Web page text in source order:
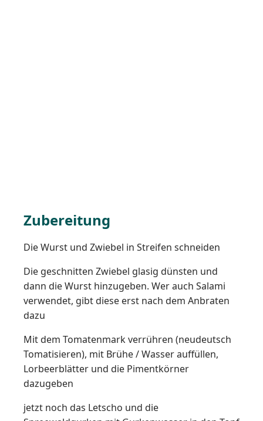
Zubereitung
Die Wurst und Zwiebel in Streifen schneiden
Die geschnitten Zwiebel glasig dünsten und
dann die Wurst hinzugeben. Wer auch Salami
verwendet, gibt diese erst nach dem Anbraten
dazu
Mit dem Tomatenmark verrühren (neudeutsch
Tomatisieren), mit Brühe / Wasser auffüllen,
Lorbeerblätter und die Pimentkörner
dazugeben
jetzt noch das Letscho und die